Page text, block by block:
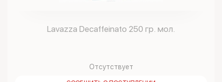
Lavazza Decaffeinato 250 гр. мол.
Отсутствует